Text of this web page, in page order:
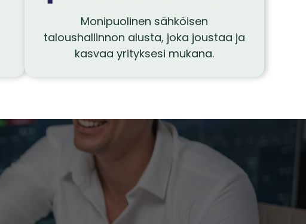
Monipuolinen sähköisen
taloushallinnon alusta, joka joustaa ja
kasvaa yrityksesi mukana.